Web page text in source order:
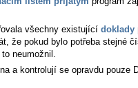
všechny existující doklady
že pokud bylo potřeba stejné
to neumožnil.
a kontrolují se opravdu pouze